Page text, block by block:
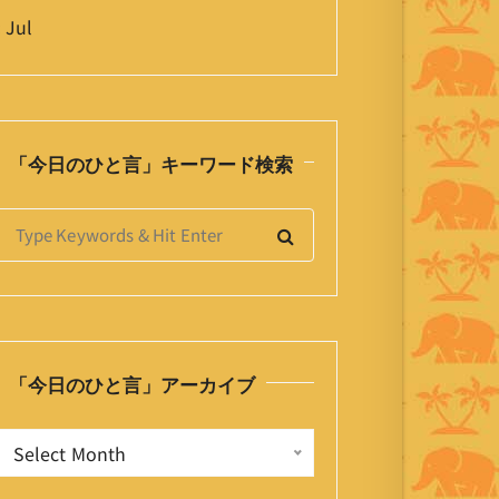
Jul
「今日のひと言」キーワード検索
「今日のひと言」アーカイブ
Select Month